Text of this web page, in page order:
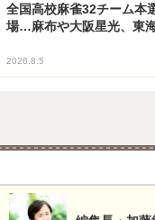
全国高校麻雀32チーム本
場…麻布や大阪星光、東
2026.8.5